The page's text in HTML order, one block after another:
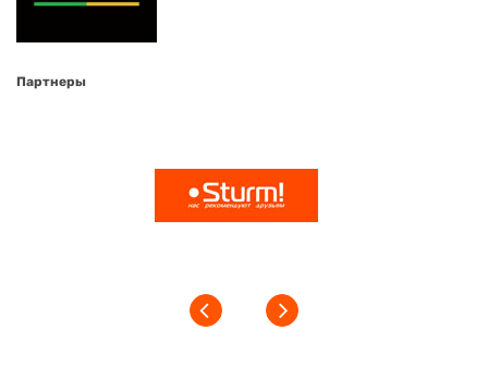
Партнеры